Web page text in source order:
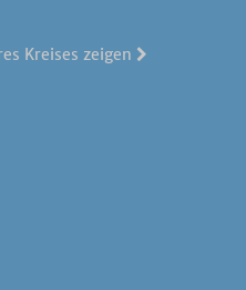
Kreises zeigen